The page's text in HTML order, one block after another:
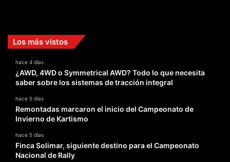
Los más vistos
hace 4 días
¿AWD, 4WD o Symmetrical AWD? Todo lo que necesita
saber sobre los sistemas de tracción integral
hace 5 días
Remontadas marcaron el inicio del Campeonato de
Invierno de Kartismo
hace 5 días
Finca Solimar, siguiente destino para el Campeonato
Nacional de Rally